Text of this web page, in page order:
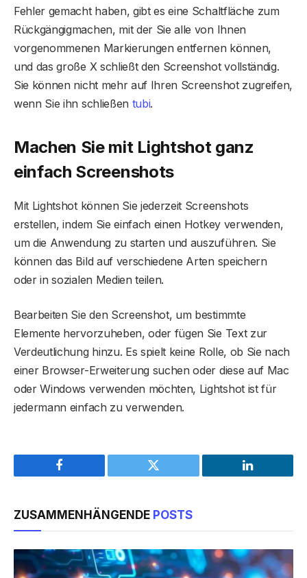
Fehler gemacht haben, gibt es eine Schaltfläche zum
Rückgängigmachen, mit der Sie alle von Ihnen
vorgenommenen Markierungen entfernen können,
und das große X schließt den Screenshot vollständig.
Sie können nicht mehr auf Ihren Screenshot zugreifen,
wenn Sie ihn schließen tubi.
Machen Sie mit Lightshot ganz
einfach Screenshots
Mit Lightshot können Sie jederzeit Screenshots
erstellen, indem Sie einfach einen Hotkey verwenden,
um die Anwendung zu starten und auszuführen. Sie
können das Bild auf verschiedene Arten speichern
oder in sozialen Medien teilen.
Bearbeiten Sie den Screenshot, um bestimmte
Elemente hervorzuheben, oder fügen Sie Text zur
Verdeutlichung hinzu. Es spielt keine Rolle, ob Sie nach
einer Browser-Erweiterung suchen oder diese auf Mac
oder Windows verwenden möchten, Lightshot ist für
jedermann einfach zu verwenden.
Facebook Twitter LinkedIn
ZUSAMMENHÄNGENDE POSTS